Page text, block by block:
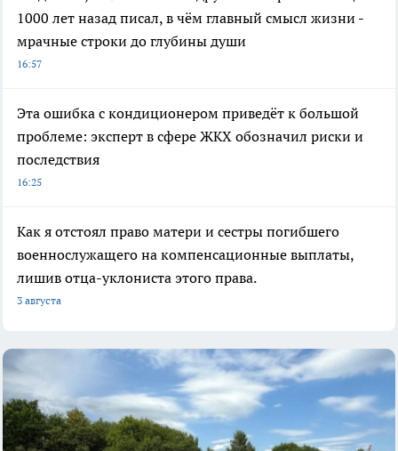
1000 лет назад писал, в чём главный смысл жизни -
мрачные строки до глубины души
16:57
Эта ошибка с кондиционером приведёт к большой
проблеме: эксперт в сфере ЖКХ обозначил риски и
последствия
16:25
Как я отстоял право матери и сестры погибшего
военнослужащего на компенсационные выплаты,
лишив отца-уклониста этого права.
3 августа